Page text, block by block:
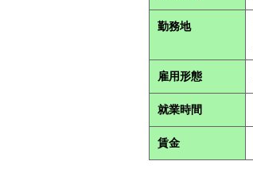
勤務地
雇用形態
就業時間
賃金